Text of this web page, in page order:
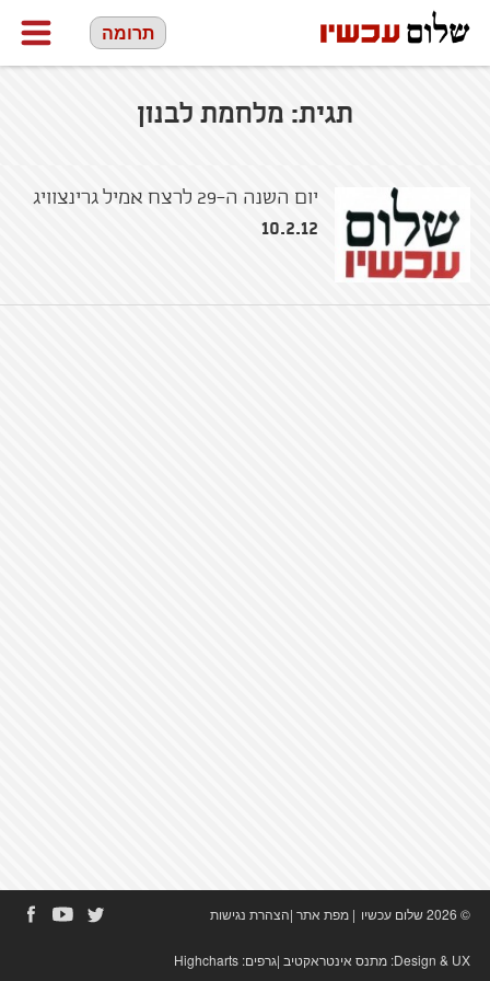
תרומה
תגית: מלחמת לבנון
יום השנה ה-29 לרצח אמיל גרינצוויג
10.2.12
© 2026 שלום עכשיו | מפת אתר|הצהרת נגישות
Design & UX: מתנס אינטראקטיב|גרפים: Highcharts